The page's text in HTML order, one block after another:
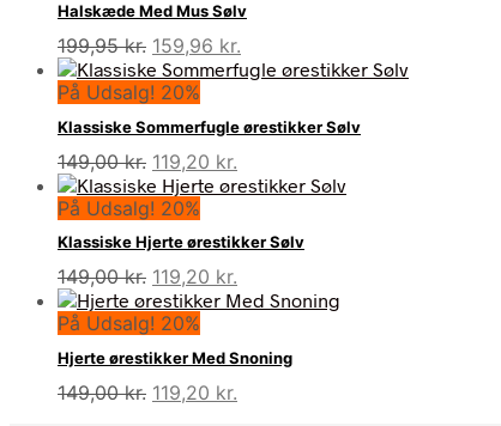
Halskæde Med Mus Sølv
199,95kr. Den
oprindelige
pris
199,95 kr..
159,96 kr.
aktuelle
159,96 kr..
På Udsalg! 20%
Klassiske Sommerfugle ørestikker Sølv
149,00kr. Den
oprindelige
pris
var:
149,00 kr..
119,20 kr.
aktuelle
er:
119,20 kr..
På Udsalg! 20%
Klassiske Hjerte ørestikker Sølv
149,00kr. Den
oprindelige
pris
var:
149,00 kr..
119,20 kr.
aktuelle
er:
119,20 kr..
På Udsalg! 20%
Hjerte ørestikker Med Snoning
149,00kr. Den
119,20 kr.